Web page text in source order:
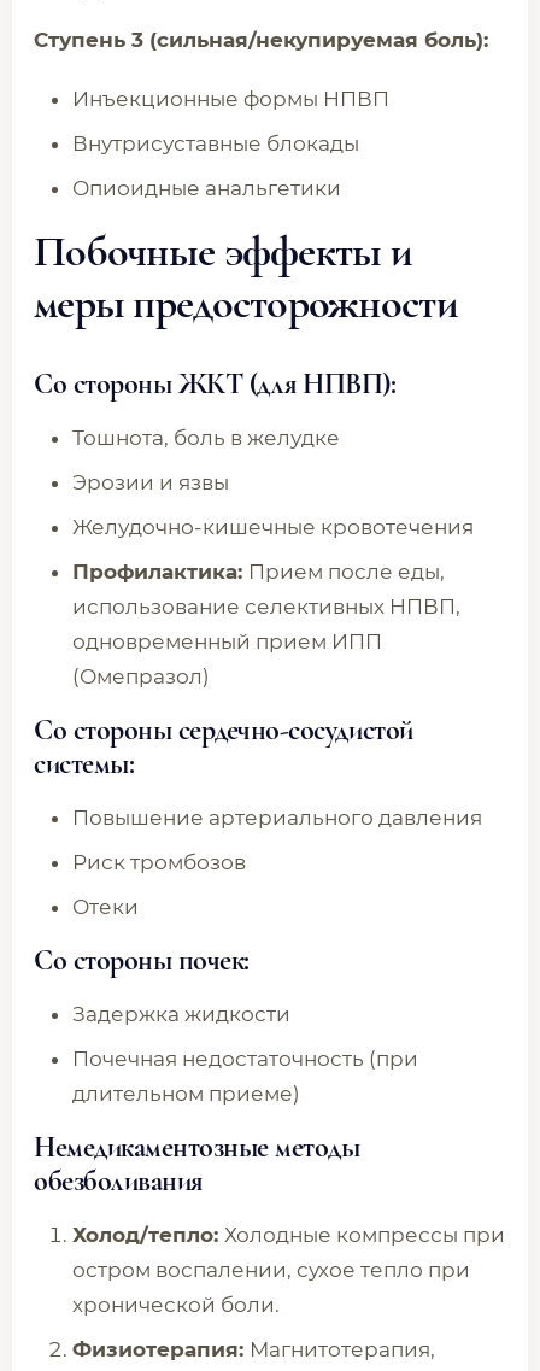
Ступень 3 (сильная/некупируемая боль):
Инъекционные формы НПВП
Внутрисуставные блокады
Опиоидные анальгетики
Побочные эффекты и
меры предосторожности
Со стороны ЖКТ (для НПВП):
Тошнота, боль в желудке
Эрозии и язвы
Желудочно-кишечные кровотечения
Профилактика: Прием после еды,
использование селективных НПВП,
одновременный прием ИПП
(Омепразол)
Со стороны сердечно-сосудистой
системы:
Повышение артериального давления
Риск тромбозов
Отеки
Со стороны почек:
Задержка жидкости
Почечная недостаточность (при
длительном приеме)
Немедикаментозные методы
обезболивания
Холод/тепло: Холодные компрессы при
остром воспалении, сухое тепло при
хронической боли.
Физиотерапия: Магнитотерапия,